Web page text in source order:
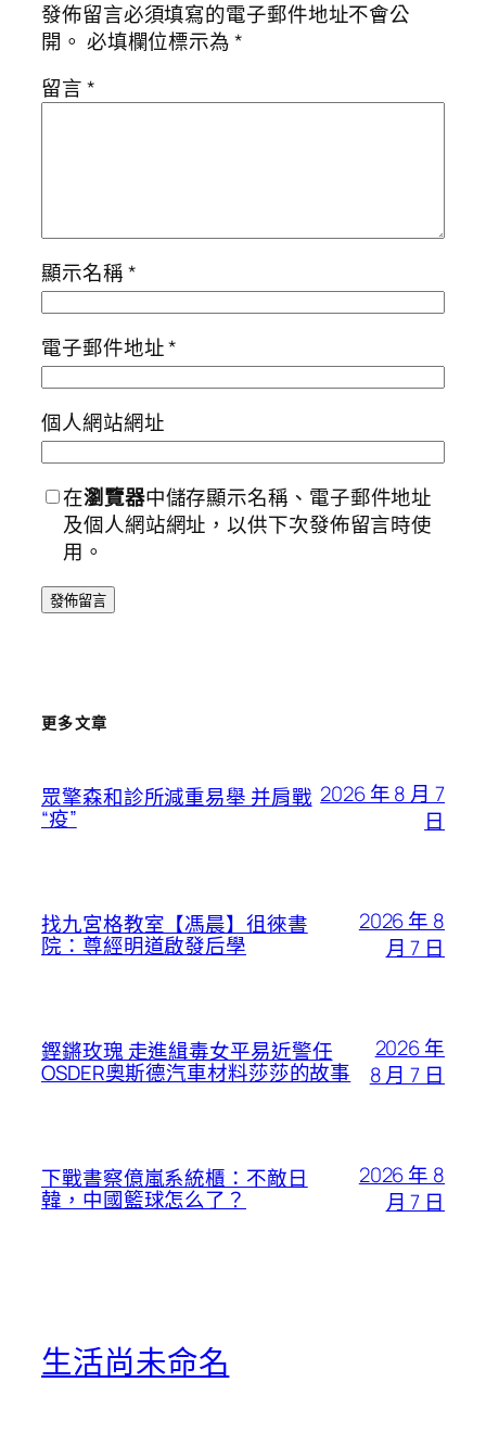
發佈留言必須填寫的電子郵件地址不會公
開。 必填欄位標示為*
留言*
顯示名稱*
電子郵件地址*
個人網站網址
在瀏覽器中儲存顯示名稱、電子郵件地址
及個人網站網址，以供下次發佈留言時使
用。
更多文章
眾擎森和診所減重易舉 并肩戰
“疫”
2026 年 8 月 7
日
找九宮格教室【馮晨】徂徠書
院：尊經明道啟發后學
2026 年 8
月 7 日
鏗鏘玫瑰 走進緝毒女平易近警任
OSDER奧斯德汽車材料莎莎的故事
2026 年
8 月 7 日
下戰書察億嵐系統櫃：不敵日
韓，中國籃球怎么了？
2026 年 8
月 7 日
生活尚未命名